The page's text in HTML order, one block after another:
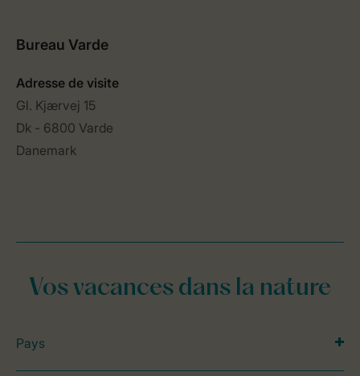
Vos vacances dans la nature
Pays